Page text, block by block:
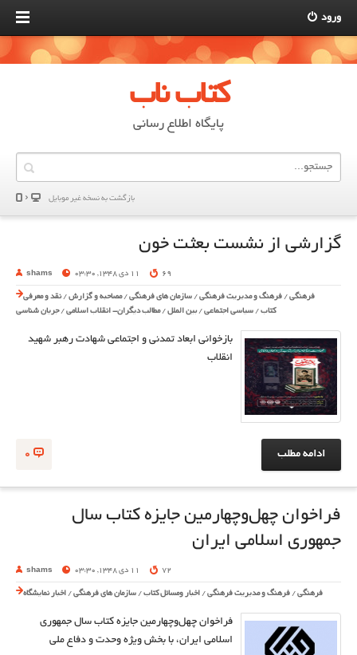
ورود
کتاب ناب
پایگاه اطلاع رسانی
بازگشت به نسخه غير موبایل
گزارشی از نشست بعثت خون
shams 11 دی 1348, 03:30 69
فرهنگی / فرهنگ و مدیریت فرهنگی / سازمان های فرهنگی /مصاحبه و گزارش /نقد و معرفی
کتاب / سیاسی اجتماعی /بین الملل /مطالب دیگران- انقلاب اسلامی /جریان شناسی
بازخوانی ابعاد تمدنی و اجتماعی شهادت رهبر شهید
انقلاب
0 ادامه مطلب
فراخوان چهل‌وچهارمین جایزه کتاب سال
جمهوری اسلامی ایران
shams 11 دی 1348, 03:30 72
فرهنگی / فرهنگ و مدیریت فرهنگی / اخبار ومسائل کتاب / سازمان های فرهنگی / اخبار نمایشگاه
فراخوان چهل‌وچهارمین جایزه کتاب سال جمهوری
اسلامی ایران، با بخش ویژه وحدت و دفاع ملی